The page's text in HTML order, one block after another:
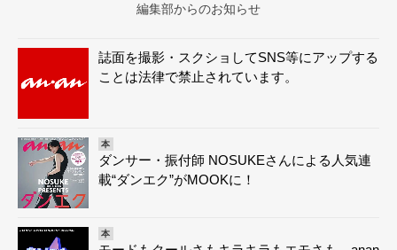
編集部からのお知らせ
誌面を撮影・スクショしてSNS等にアップする
ことは法律で禁止されています。
本
ダンサー・振付師 NOSUKEさんによる人気連
載“ダンエク”がMOOKに！
本